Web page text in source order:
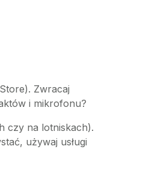
Zwracaj
i mikrofonu?
czy na lotniskach).
używaj usługi